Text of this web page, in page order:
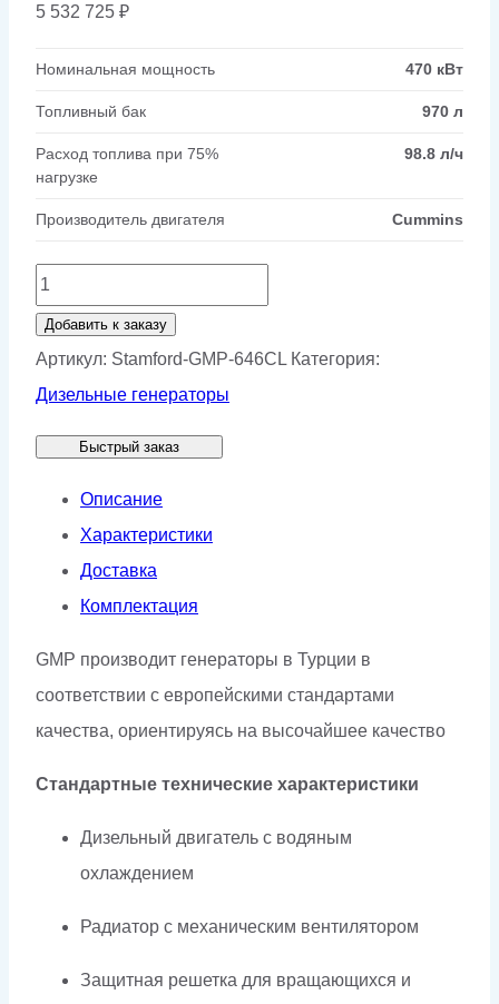
5 532 725 ₽
Номинальная мощность 470 кВт
Топливный бак 970 л
Расход топлива при 75%
нагрузке
98.8 л/ч
Производитель двигателя Cummins
Количество
товара
Генератор
Stamford
646CL
Добавить к заказу
Артикул: Stamford-GMP-646CL Категория:
Дизельные генераторы
Быстрый заказ
Описание
Характеристики
Доставка
Комплектация
GMP производит генераторы в Турции в
соответствии с европейскими стандартами
качества, ориентируясь на высочайшее качество
Стандартные технические характеристики
Дизельный двигатель с водяным
охлаждением
Радиатор с механическим вентилятором
Защитная решетка для вращающихся и